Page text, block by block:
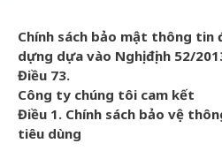
Chính sách bảo mật thông tin
dựng dựa vào Nghị định 52/
Điều 73.
Công ty chúng tôi cam kết
Điều 1. Chính sách bảo vệ
tiêu dùng